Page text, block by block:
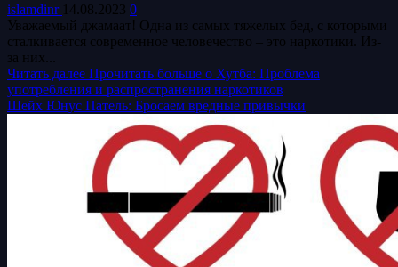
islamdinr 14.08.2023 0
Уважаемый джамаат! Одна из самых тяжелых бед, с которыми
сталкивается современное человечество – это наркотики. Из-
за них...
Читать далее Прочитать больше о Хутба: Проблема
употребления и распространения наркотиков
Шейх Юнус Патель: Бросаем вредные привычки